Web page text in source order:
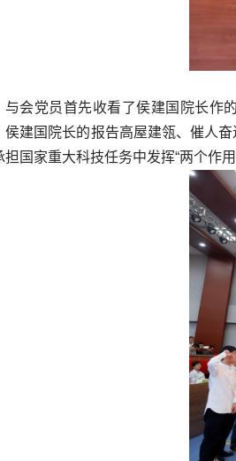
与会党员首先收看了侯建国院长作
侯建国院长的报告高屋建瓴、催人
担国家重大科技任务中发挥“两个作用